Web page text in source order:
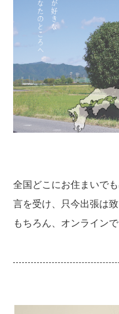
全国どこにお住まいで
言を受け、只今出張は
もちろん、オンライン